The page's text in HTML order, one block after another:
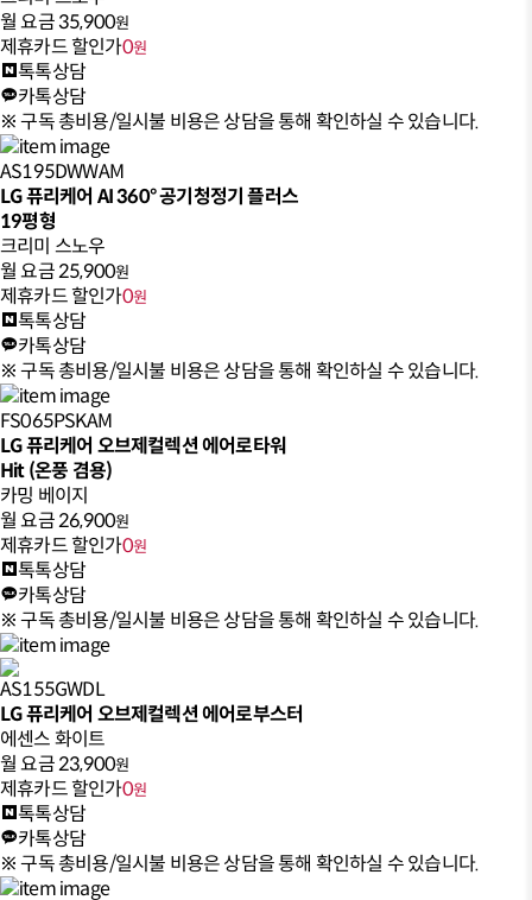
월 요금35,900원
제휴카드 할인가0원
톡톡상담
카톡상담
※ 구독 총비용/일시불 비용은 상담을 통해 확인하실 수 있습니다.
AS195DWWAM
LG 퓨리케어 AI 360° 공기청정기 플러스
19평형
크리미 스노우
월 요금25,900원
제휴카드 할인가0원
톡톡상담
카톡상담
※ 구독 총비용/일시불 비용은 상담을 통해 확인하실 수 있습니다.
FS065PSKAM
LG 퓨리케어 오브제컬렉션 에어로타워
Hit (온풍 겸용)
카밍 베이지
월 요금26,900원
제휴카드 할인가0원
톡톡상담
카톡상담
※ 구독 총비용/일시불 비용은 상담을 통해 확인하실 수 있습니다.
AS155GWDL
LG 퓨리케어 오브제컬렉션 에어로부스터
에센스 화이트
월 요금23,900원
제휴카드 할인가0원
톡톡상담
카톡상담
※ 구독 총비용/일시불 비용은 상담을 통해 확인하실 수 있습니다.